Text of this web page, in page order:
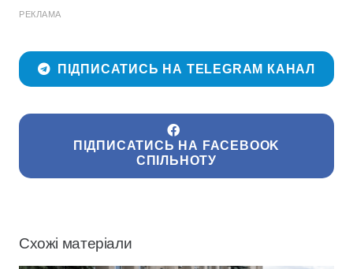
РЕКЛАМА
ПІДПИСАТИСЬ НА TELEGRAM КАНАЛ
ПІДПИСАТИСЬ НА FACEBOOK
СПІЛЬНОТУ
Схожі матеріали